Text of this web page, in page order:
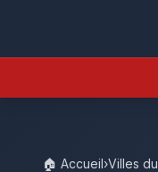
🏠 Accueil›Villes